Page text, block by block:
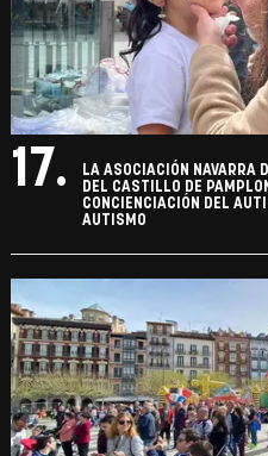
17.
LA ASOCIACIÓN NAVARRA
DEL CASTILLO DE
CONCIENCIACIÓN DEL
AUTISMO